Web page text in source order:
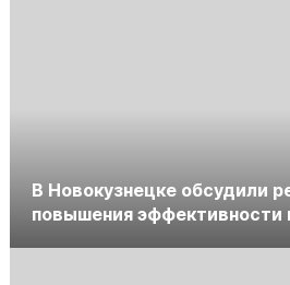
В Новокузнецке обсудили
повышения эффективности